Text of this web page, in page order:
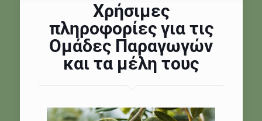
Χρήσιμες
πληροφορίες για τις
Ομάδες Παραγωγών
και τα μέλη τους